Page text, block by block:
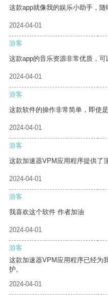
这款app就像我的娱乐小助手，随
2024-04-01
游客
这款app的音乐资源非常优质，可
2024-04-01
游客
这款软件的操作非常简单，即使
2024-04-01
游客
这款加速器VPM应用程序提供了
2024-04-01
游客
我喜欢这个软件 作者加油
2024-04-01
游客
这款加速器VPM应用程序已经为
护。
2024-04-01